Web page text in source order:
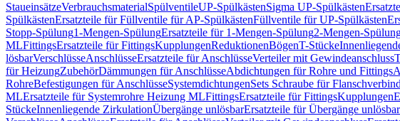
StaueinsätzeVerbrauchsmaterialSpülventileUP-SpülkästenSigma UP-Spülkästen
SpülkästenErsatzteile für Füllventile für AP-SpülkästenFüllventile für UP-Spülkästen
Stopp-Spülung1-Mengen-SpülungErsatzteile für 1-Mengen-Spülung2-Mengen-
MLFittingsErsatzteile für FittingsKupplungenReduktionenBögenT-Stücke
lösbarVerschlüsseAnschlüsseErsatzteile für AnschlüsseVerteiler mit Gewindeanschluss
für HeizungZubehörDämmungen für AnschlüsseAbdichtungen für Rohre und Fittings
RohreBefestigungen für AnschlüsseSystemdichtungenSets Schraube für
MLErsatzteile für Systemrohre Heizung MLFittingsErsatzteile für FittingsKupplungen
StückeInnenliegende ZirkulationÜbergänge unlösbarErsatzteile für Übergänge unlösbar